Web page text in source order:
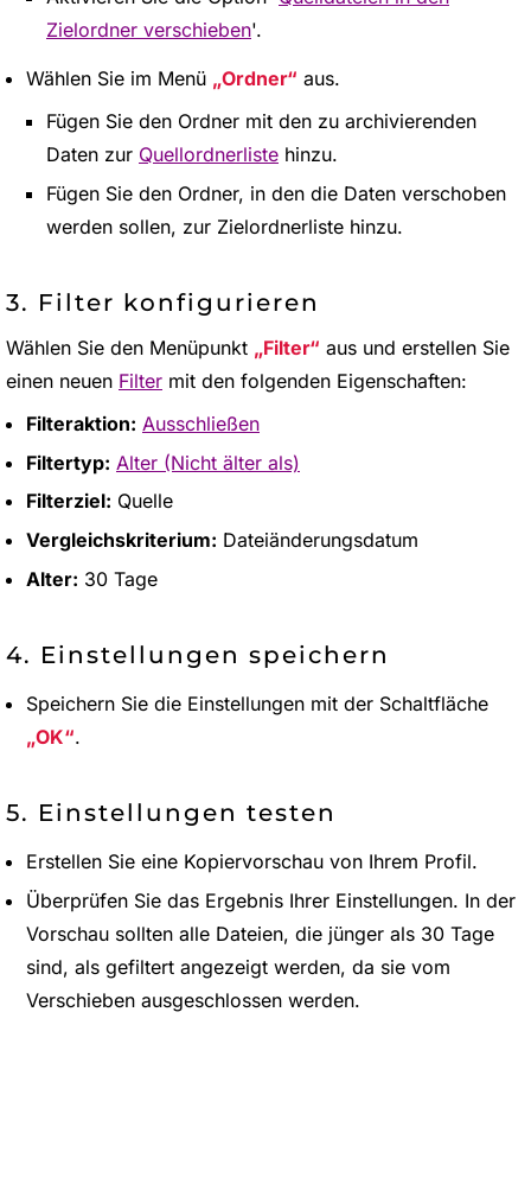
Zielordner verschieben'.
Wählen Sie im Menü Ordner
aus.
Fügen Sie den Ordner mit den zu archivierenden
Daten zur Quellordnerliste hinzu.
Fügen Sie den Ordner, in den die Daten verschoben
werden sollen, zur Zielordnerliste hinzu.
3. Filter konfigurieren
Wählen Sie den Menüpunkt Filter
aus und erstellen Sie
einen neuen Filter mit den folgenden Eigenschaften:
Filteraktion: Ausschließen
Filtertyp: Alter (Nicht älter als)
Filterziel: Quelle
Vergleichskriterium: Dateiänderungsdatum
Alter: 30 Tage
4. Einstellungen speichern
Speichern Sie die Einstellungen mit der Schaltfläche
OK .
5. Einstellungen testen
Erstellen Sie eine Kopiervorschau von Ihrem Profil.
Überprüfen Sie das Ergebnis Ihrer Einstellungen. In der
Vorschau sollten alle Dateien, die jünger als 30 Tage
sind, als gefiltert angezeigt werden, da sie vom
Verschieben ausgeschlossen werden.